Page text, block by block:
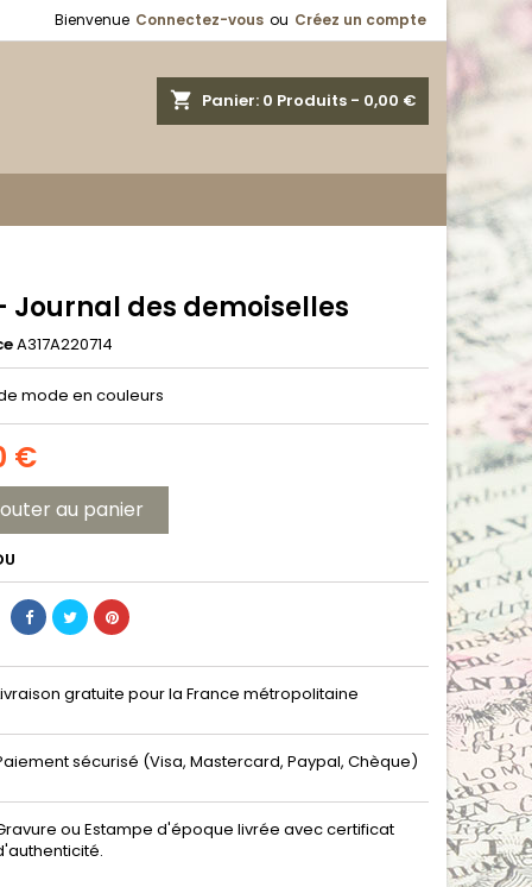
Bienvenue Connectez-vous ou Créez un compte
shopping_cart Panier: 0 Produits - 0,00 €
Journal des demoiselles
A317A220714
mode en couleurs
€
au panier
gratuite pour la France métropolitaine
sécurisé (Visa, Mastercard, Paypal, Chèque)
ou Estampe d'époque livrée avec certificat